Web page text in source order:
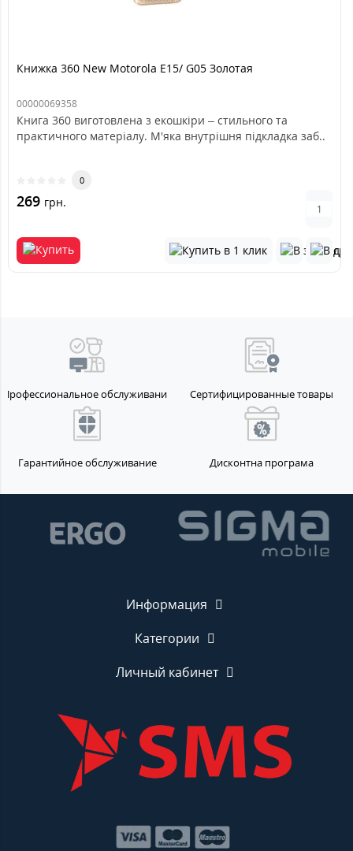
Книжка 360 New Motorola E15/ G05 Золотая
00000069358
Книга 360 виготовлена з екошкіри – стильного та
практичного матеріалу. М'яка внутрішня підкладка заб..
0
269 грн.
Профессиональное обслуживание Сертифицированные товары
Гарантийное обслуживание Дисконтна програма
Информация
Категории
Личный кабинет